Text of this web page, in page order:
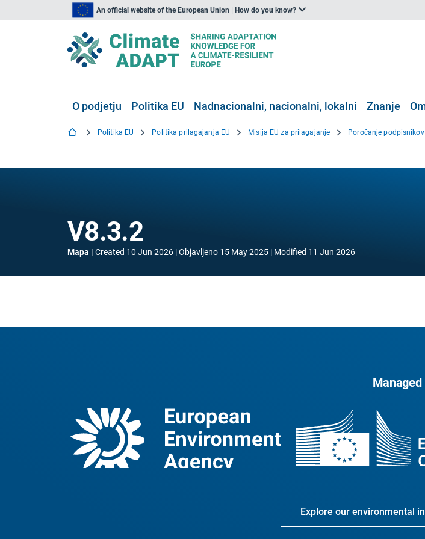
An official website of the European Union | How do you know?
O podjetju Politika EU Nadnacionalni, nacionalni, lokalni Znanje
Politika EU Politika prilagajanja EU Misija EU za prilagajanje Poročanje podpisnikov
V8.3.2
Mapa Created 10 Jun 2026 Objavljeno 15 May 2025 Modified 11 Jun 2026
Managed
Explore our environmental